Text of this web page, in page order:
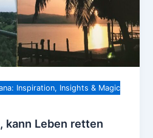
Inspiration, Insights & Magic
kann Leben retten